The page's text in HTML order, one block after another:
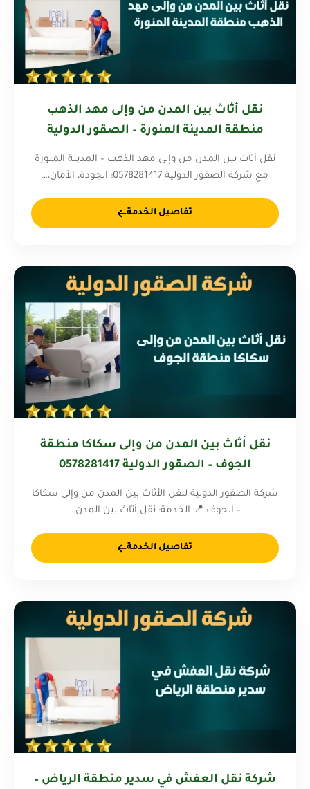
نقل أثاث بين المدن من وإلى مهد الذهب
منطقة المدينة المنورة – الصقور الدولية
0578281417
نقل أثاث بين المدن من وإلى مهد الذهب – المدينة المنورة
مع شركة الصقور الدولية 0578281417: الجودة، الأمان،…
تفاصيل الخدمة
نقل أثاث بين المدن من وإلى سكاكا منطقة
الجوف – الصقور الدولية 0578281417
شركة الصقور الدولية لنقل الأثاث بين المدن من وإلى سكاكا
– الجوف 📍 الخدمة: نقل أثاث بين المدن…
تفاصيل الخدمة
شركة نقل العفش في سدير منطقة الرياض –